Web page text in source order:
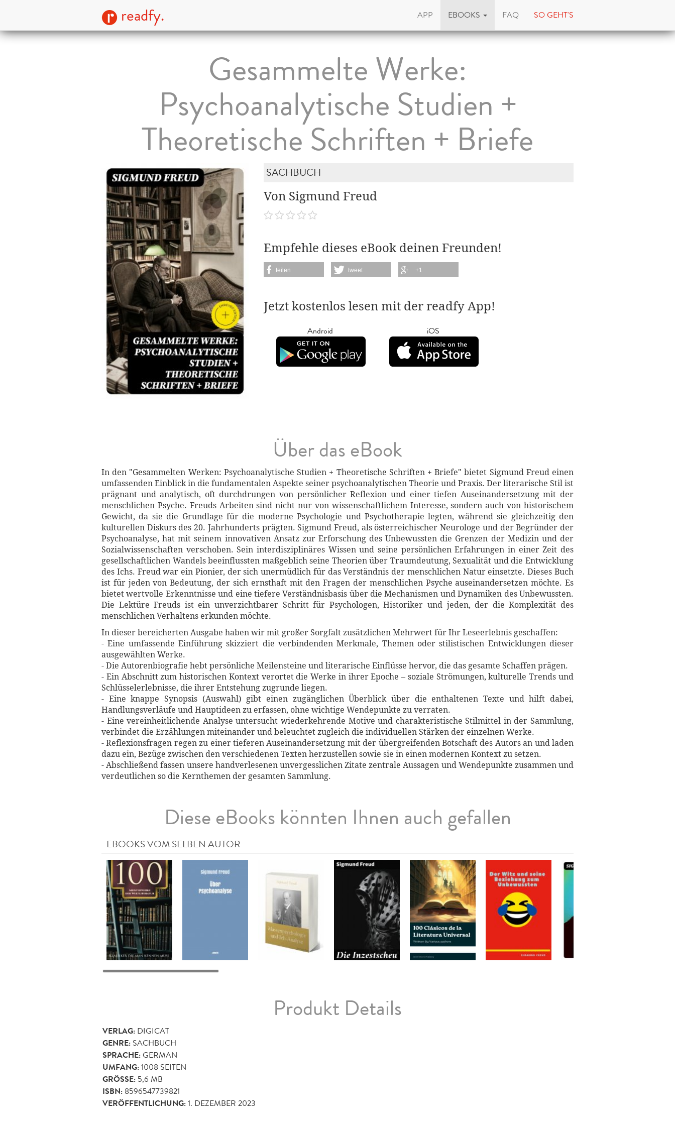
readfy. APP EBOOKS FAQ SO GEHT'S
Gesammelte Werke:
Psychoanalytische Studien +
Theoretische Schriften + Briefe
SACHBUCH
Von Sigmund Freud
Empfehle dieses eBook deinen Freunden!
teilen tweet +1
Jetzt kostenlos lesen mit der readfy App!
Android iOS
Über das eBook
In den "Gesammelten Werken: Psychoanalytische Studien + Theoretische Schriften + Briefe" bietet Sigmund Freud einen
umfassenden Einblick in die fundamentalen Aspekte seiner psychoanalytischen Theorie und Praxis. Der literarische Stil ist
prägnant und analytisch, oft durchdrungen von persönlicher Reflexion und einer tiefen Auseinandersetzung mit der
menschlichen Psyche. Freuds Arbeiten sind nicht nur von wissenschaftlichem Interesse, sondern auch von historischem
Gewicht, da sie die Grundlage für die moderne Psychologie und Psychotherapie legten, während sie gleichzeitig den
kulturellen Diskurs des 20. Jahrhunderts prägten. Sigmund Freud, als österreichischer Neurologe und der Begründer der
Psychoanalyse, hat mit seinem innovativen Ansatz zur Erforschung des Unbewussten die Grenzen der Medizin und der
Sozialwissenschaften verschoben. Sein interdisziplinäres Wissen und seine persönlichen Erfahrungen in einer Zeit des
gesellschaftlichen Wandels beeinflussten maßgeblich seine Theorien über Traumdeutung, Sexualität und die Entwicklung
des Ichs. Freud war ein Pionier, der sich unermüdlich für das Verständnis der menschlichen Natur einsetzte. Dieses Buch
ist für jeden von Bedeutung, der sich ernsthaft mit den Fragen der menschlichen Psyche auseinandersetzen möchte. Es
bietet wertvolle Erkenntnisse und eine tiefere Verständnisbasis über die Mechanismen und Dynamiken des Unbewussten.
Die Lektüre Freuds ist ein unverzichtbarer Schritt für Psychologen, Historiker und jeden, der die Komplexität des
menschlichen Verhaltens erkunden möchte.
In dieser bereicherten Ausgabe haben wir mit großer Sorgfalt zusätzlichen Mehrwert für Ihr Leseerlebnis geschaffen:
- Eine umfassende Einführung skizziert die verbindenden Merkmale, Themen oder stilistischen Entwicklungen dieser
ausgewählten Werke.
- Die Autorenbiografie hebt persönliche Meilensteine und literarische Einflüsse hervor, die das gesamte Schaffen prägen.
- Ein Abschnitt zum historischen Kontext verortet die Werke in ihrer Epoche – soziale Strömungen, kulturelle Trends und
Schlüsselerlebnisse, die ihrer Entstehung zugrunde liegen.
- Eine knappe Synopsis (Auswahl) gibt einen zugänglichen Überblick über die enthaltenen Texte und hilft dabei,
Handlungsverläufe und Hauptideen zu erfassen, ohne wichtige Wendepunkte zu verraten.
- Eine vereinheitlichende Analyse untersucht wiederkehrende Motive und charakteristische Stilmittel in der Sammlung,
verbindet die Erzählungen miteinander und beleuchtet zugleich die individuellen Stärken der einzelnen Werke.
- Reflexionsfragen regen zu einer tieferen Auseinandersetzung mit der übergreifenden Botschaft des Autors an und laden
dazu ein, Bezüge zwischen den verschiedenen Texten herzustellen sowie sie in einen modernen Kontext zu setzen.
- Abschließend fassen unsere handverlesenen unvergesslichen Zitate zentrale Aussagen und Wendepunkte zusammen und
verdeutlichen so die Kernthemen der gesamten Sammlung.
Diese eBooks könnten Ihnen auch gefallen
EBOOKS VOM SELBEN AUTOR
Produkt Details
VERLAG: DIGICAT
GENRE: SACHBUCH
SPRACHE:GERMAN
UMFANG:1008 SEITEN
GRÖSSE: 5,6 MB
ISBN: 8596547739821
VERÖFFENTLICHUNG:1. DEZEMBER 2023